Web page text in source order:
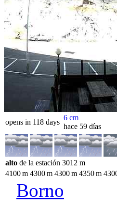
opens in 118 days
6 cm
hace 59 días
alto de la estación 3012 m
4100m 4300m 4300m 4350m
Borno